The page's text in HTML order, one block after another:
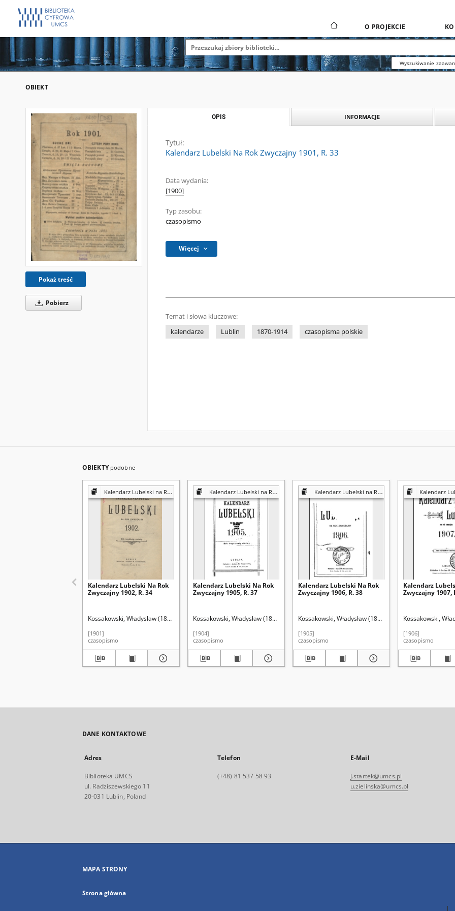
O PROJEKCIE
Wyszukiwanie
OBIEKT
Pokaż treść
Pobierz
OPIS INFORMACJE
Tytuł:
Kalendarz Lubelski Na Rok Zwyczajny 1901, R. 33
Data wydania:
[1900]
Typ zasobu:
czasopismo
Więcej
Temat i słowa kluczowe:
kalendarze
Lublin 1870-1914 czasopisma polskie
OBIEKTY podobne
Kalendarz Lubelski na Rok ...
Kalendarz Lubelski Na Rok
Zwyczajny 1902, R. 34
Kossakowski, Władysław (1833-1870) Liedtke, Julian Konrad (1835-1870). Redakcja
[1901]
czasopismo
Kalendarz Lubelski na Rok ...
Kalendarz Lubelski Na Rok
Zwyczajny 1905, R. 37
Kossakowski, Władysław (1833-1870) Liedtke, Julian Konrad (1835-1870). Redakcja
[1904]
czasopismo
Kalendarz Lubelski na Rok ...
Kalendarz Lubelski Na Rok
Zwyczajny 1906, R. 38
Kossakowski, Władysław (1833-1870) Liedtke, Julian
[1905]
czasopismo
Kalendarz
Kalendarz
Zwyczajny 1907,
Kossakowski,
[1906]
czasopismo
DANE KONTAKTOWE
Adres
Biblioteka UMCS
ul. Radziszewskiego 11
20-031 Lublin, Poland
Telefon
(+48) 81 537 58 93
E-Mail
j.startek@umcs.pl
u.zielinska@umcs.pl
MAPA STRONY
Strona główna